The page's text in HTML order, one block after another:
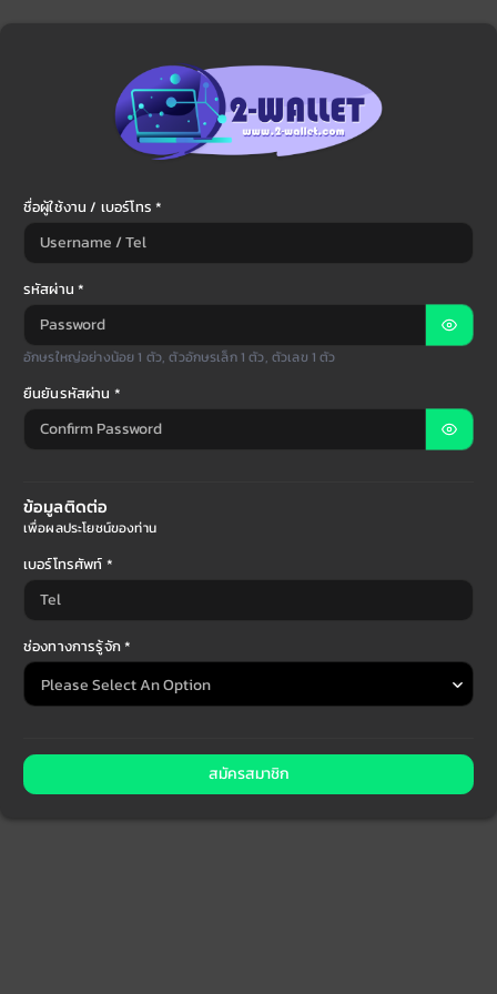
ชื่อผู้ใช้งาน / เบอร์โทร *
รหัสผ่าน *
อักษรใหญ่อย่างน้อย 1 ตัว, ตัวอักษรเล็ก 1 ตัว, ตัวเลข 1 ตัว
ยืนยันรหัสผ่าน *
ข้อมูลติดต่อ
เพื่อผลประโยชน์ของท่าน
เบอร์โทรศัพท์ *
ช่องทางการรู้จัก *
สมัครสมาชิก